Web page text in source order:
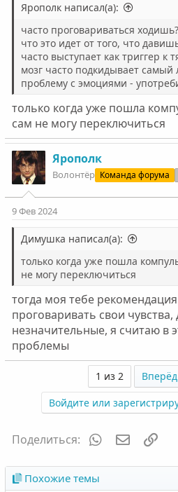
Ярополк написал(а):
часто проговариваться
что это идет от того, что
часто выступает как триггер к
мозг часто подкидывает
проблему с эмоциями -
только когда уже пошла
сам не могу переключиться
Ярополк
Волонтёр Команда форума
9 Фев 2024
Димушка написал(а):
только когда уже пошла
не могу переключиться
тогда моя тебе
проговаривать свои
незначительные, я считаю в
проблемы
1 из 2 Вперёд
Войдите или
Поделиться: WhatsApp
Похожие темы